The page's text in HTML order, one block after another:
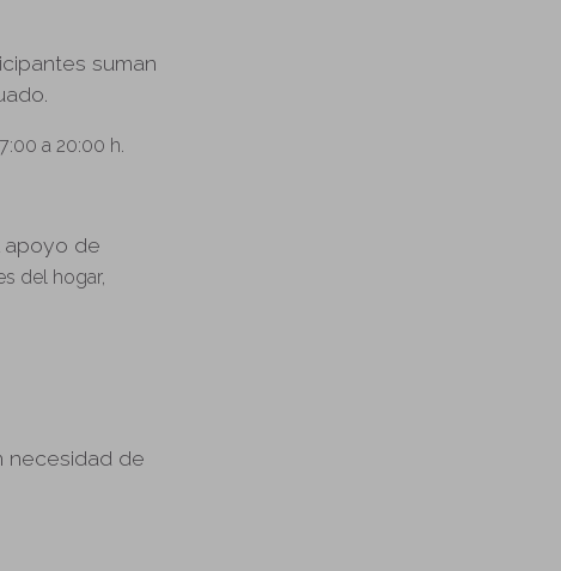
suman
a 20:00 h.
apoyo de
del hogar,
necesidad de